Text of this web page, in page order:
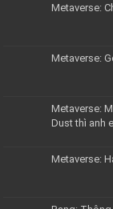
Metaverse:
Metaverse:
Metaverse:
Dust thì anh
Metaverse: